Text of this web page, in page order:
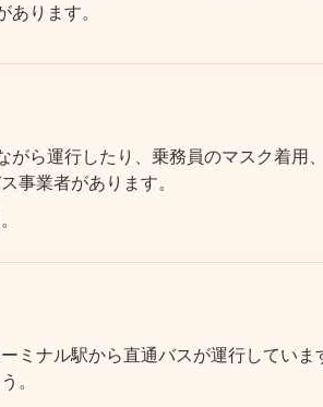
ります。
ら運行したり、乗務員のマスク着用
事業者があります。
ミナル駅から直通バスが運行していま
。